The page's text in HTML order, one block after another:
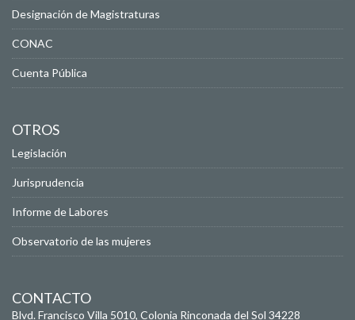
Designación de Magistraturas
CONAC
Cuenta Pública
OTROS
Legislación
Jurisprudencia
Informe de Labores
Observatorio de las mujeres
CONTACTO
Blvd. Francisco Villa 5010, Colonia Rinconada del Sol 34228